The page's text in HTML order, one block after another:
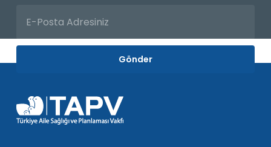
Gönder